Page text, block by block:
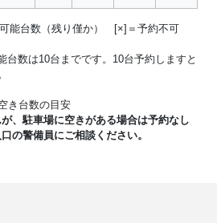
能台数（残り僅か） [×]＝予約不可
台数は10台までです。10台予約しますと
き台数の目安
、駐車場に空きがある場合は予約なし
の警備員にご相談ください。